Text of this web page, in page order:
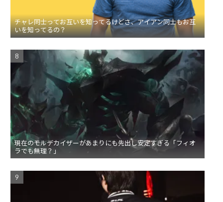
チャレ同士ってお互いを知ってるけどさ、アイアン同士もお互
いを知ってるの？
現在のモルデカイザーがあまりにも先出し安定すぎる「フィオ
ラでも無理？」